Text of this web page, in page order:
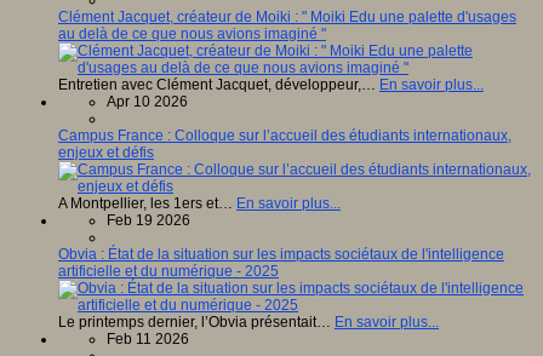
Clément Jacquet, créateur de Moiki : " Moiki Edu une palette d'usages
au delà de ce que nous avions imaginé "
Entretien avec Clément Jacquet, développeur,… En savoir plus...
Apr 10 2026
Campus France : Colloque sur l’accueil des étudiants internationaux,
enjeux et défis
A Montpellier, les 1ers et… En savoir plus...
Feb 19 2026
Obvia : État de la situation sur les impacts sociétaux de l'intelligence
artificielle et du numérique - 2025
Le printemps dernier, l’Obvia présentait… En savoir plus...
Feb 11 2026